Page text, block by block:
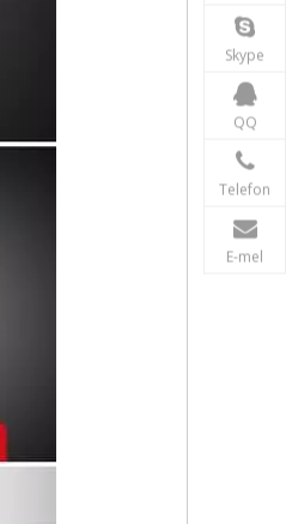
Skype
QQ
Telefon
E-mel